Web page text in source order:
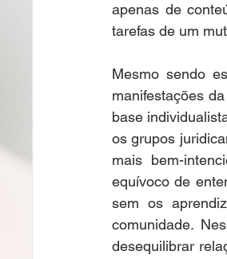
apenas de
tarefas de um
Mesmo sendo
manifestações
base
os grupos
mais bem-
equívoco de
sem os
comunidade.
desequilibrar